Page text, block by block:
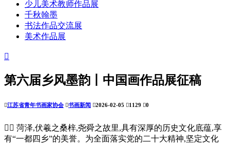
少儿美术教师作品展
千秋翰墨
书法作品交流展
美术作品展

第六届乡风墨韵丨中国画作品展征稿
江苏省青年书画家协会 书画新闻 2026-02-05 1129 0
  菏泽,伏羲之桑梓,尧舜之故里,具有深厚的历史文化底蕴,享
有“一都四乡”的美誉。为全面落实党的二十大精神,坚定文化